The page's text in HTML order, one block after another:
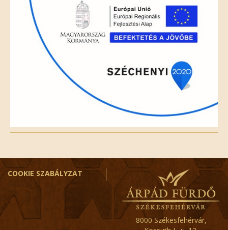
COOKIE SZABÁLYZAT
8000 Székesfehérvár,